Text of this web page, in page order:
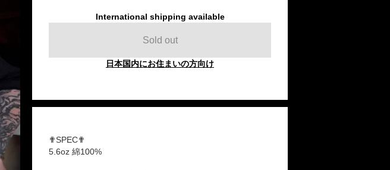
International shipping available
Sold out
日本国内にお住まいの方向け
✟SPEC✟
5.6oz 綿100%